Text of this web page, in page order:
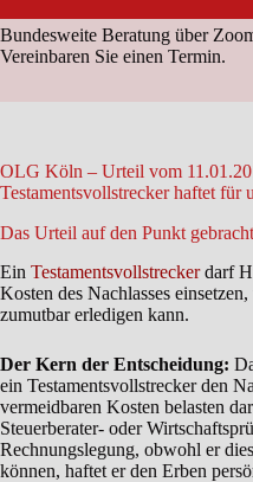
Bundesweite Beratung über
Vereinbaren Sie einen Termin.
OLG Köln – Urteil vom
Testamentsvollstrecker haftet für
Das Urteil auf den Punkt
Ein Testamentsvollstreckerdarf
Kosten des Nachlasses
zumutbar erledigen kann.
Der Kern der Entscheidung:
ein Testamentsvollstrecker den
vermeidbaren Kosten belasten
Steuerberater- oder
Rechnungslegung, obwohl er
können, haftet er den Erben